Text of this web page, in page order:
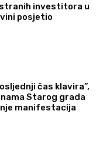
investitora u
posjetio
čas klavira”,
Starog grada
manifestacija